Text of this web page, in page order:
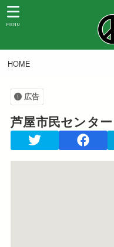
MENU
HOME
広告
芦屋市民センター